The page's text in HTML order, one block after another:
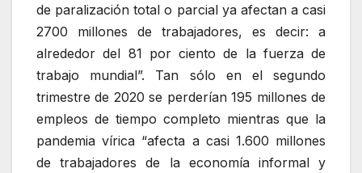
de paralización total o parcial ya afectan a casi
2700 millones de trabajadores, es decir: a
alrededor del 81 por ciento de la fuerza de
trabajo mundial”. Tan sólo en el segundo
trimestre de 2020 se perderían 195 millones de
empleos de tiempo completo mientras que la
pandemia vírica “afecta a casi 1.600 millones
de trabajadores de la economía informal y